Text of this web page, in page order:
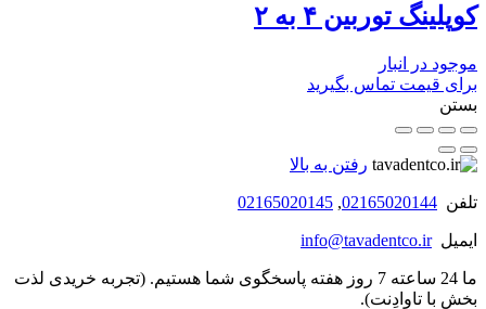
کوپلینگ توربین ۴ به ۲
موجود در انبار
برای قیمت تماس بگیرید
بستن
رفتن به بالا
تلفن 02165020144
,
02165020145
ایمیلinfo@tavadentco.ir
ما 24 ساعته 7 روز هفته پاسخگوی شما هستیم. (تجربه خریدی لذت
بخش با تاوادِنت).